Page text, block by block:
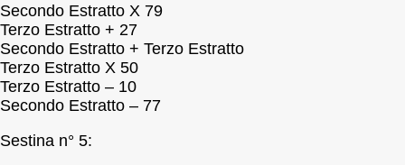
Secondo Estratto X 79
Terzo Estratto + 27
Secondo Estratto + Terzo Estratto
Terzo Estratto X 50
Terzo Estratto – 10
Secondo Estratto – 77
Sestina n° 5: